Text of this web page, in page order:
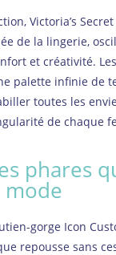
Victoria’s
de la lingerie,
et créativité.
palette infinie de
toutes les
de chaque
phares
gorge Icon
repousse sans